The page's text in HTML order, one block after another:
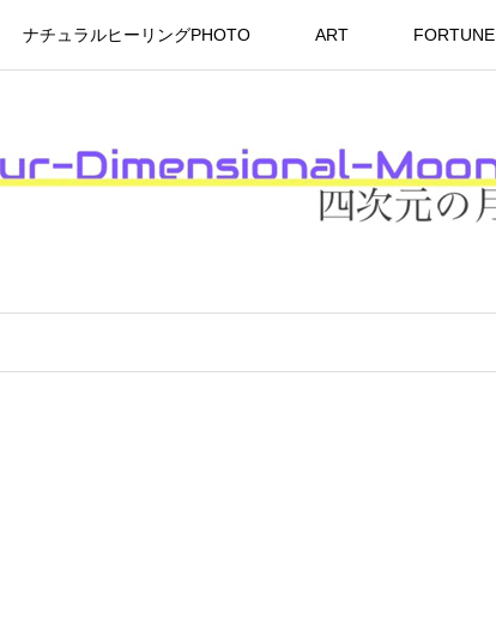
ナチュラルヒーリングPHOTO ART FORTUNE